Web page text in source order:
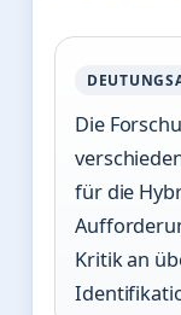
Die
für die
Kritik an